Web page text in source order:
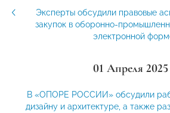
Эксперты обсудили правовые
закупок в оборонно-
электронной
01 Апреля 2025
В «ОПОРЕ РОССИИ» обсудили
дизайну и архитектуре, а также